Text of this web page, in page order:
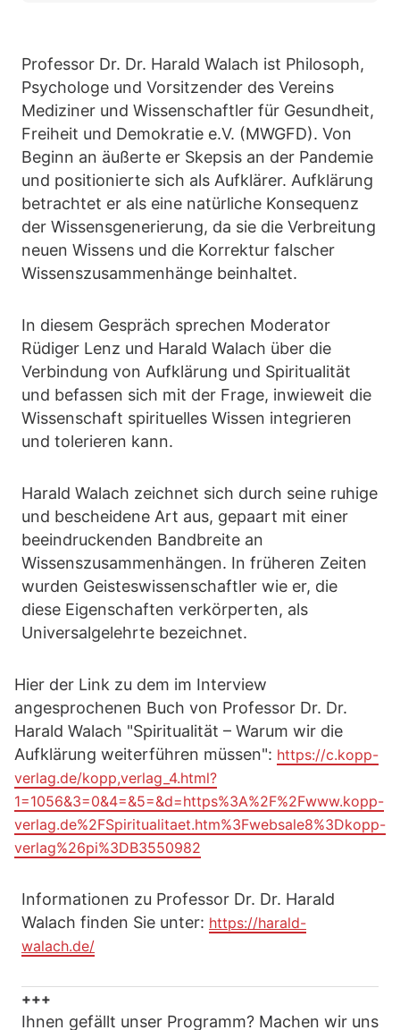
Professor Dr. Dr. Harald Walach ist Philosoph,
Psychologe und Vorsitzender des Vereins
Mediziner und Wissenschaftler für Gesundheit,
Freiheit und Demokratie e.V. (MWGFD). Von
Beginn an äußerte er Skepsis an der Pandemie
und positionierte sich als Aufklärer. Aufklärung
betrachtet er als eine natürliche Konsequenz
der Wissensgenerierung, da sie die Verbreitung
neuen Wissens und die Korrektur falscher
Wissenszusammenhänge beinhaltet.
In diesem Gespräch sprechen Moderator
Rüdiger Lenz und Harald Walach über die
Verbindung von Aufklärung und Spiritualität
und befassen sich mit der Frage, inwieweit die
Wissenschaft spirituelles Wissen integrieren
und tolerieren kann.
Harald Walach zeichnet sich durch seine ruhige
und bescheidene Art aus, gepaart mit einer
beeindruckenden Bandbreite an
Wissenszusammenhängen. In früheren Zeiten
wurden Geisteswissenschaftler wie er, die
diese Eigenschaften verkörperten, als
Universalgelehrte bezeichnet.
Hier der Link zu dem im Interview
angesprochenen Buch von Professor Dr. Dr.
Harald Walach "Spiritualität – Warum wir die
Aufklärung weiterführen müssen": https://c.kopp-
verlag.de/kopp,verlag_4.html?
1=1056&3=0&4=&5=&d=https%3A%2F%2Fwww.kopp-
verlag.de%2FSpiritualitaet.htm%3Fwebsale8%3Dkopp-
verlag%26pi%3DB3550982
Informationen zu Professor Dr. Dr. Harald
Walach finden Sie unter: https://harald-
walach.de/
+++
Ihnen gefällt unser Programm? Machen wir uns